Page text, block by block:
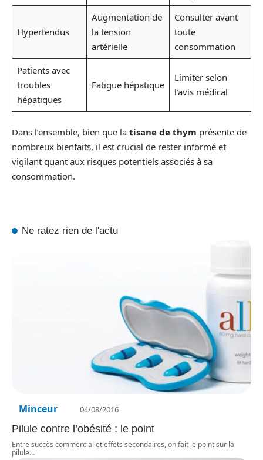
Hypertendus
Augmentation de
la tension
artérielle
Consulter avant
toute
consommation
Patients avec
troubles
hépatiques
Fatigue hépatique
Limiter selon
l’avis médical
Dans l’ensemble, bien que la tisane de thym présente de
nombreux bienfaits, il est crucial de rester informé et
vigilant quant aux risques potentiels associés à sa
consommation.
Ne ratez rien de l'actu
Minceur 04/08/2016
Pilule contre l’obésité : le point
Entre succès commercial et effets secondaires, on fait le point sur la
pilule…